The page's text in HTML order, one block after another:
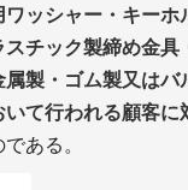
ッシャー・キー
チック製締め金
製・ゴム製又は
て行われる顧客
ある。